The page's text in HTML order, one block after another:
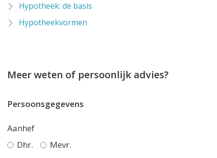
Hypotheek: de basis
Hypotheekvormen
Meer weten of persoonlijk advies?
Persoonsgegevens
Aanhef
Dhr.
Mevr.